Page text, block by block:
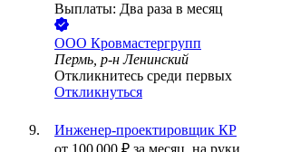
Выплаты: Два раза в месяц
ООО Кровмастергрупп
Пермь, р-н Ленинский
Откликнитесь среди первых
Откликнуться
Инженер-проектировщик КР